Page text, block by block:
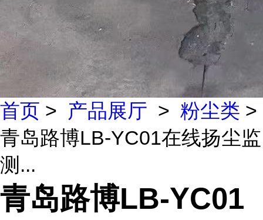
首页 > 产品展厅 > 粉尘类 >
青岛路博LB-YC01在线扬尘监
测...
青岛路博LB-YC01